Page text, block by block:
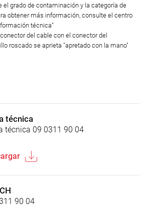
el grado de contaminación y la categoría de
obtener más información, consulte el centro
técnica"
del cable con el conector del
roscado se aprieta "apretado con la mano"
técnica
técnica 09 0311 90 04
90 04